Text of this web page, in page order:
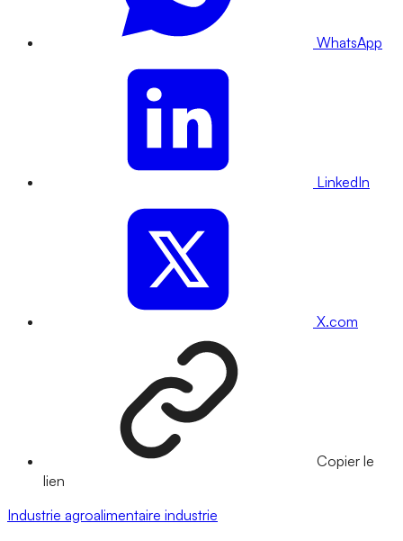
WhatsApp
LinkedIn
X.com
Copier le
lien
Industrie agroalimentaire industrie